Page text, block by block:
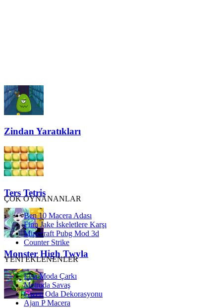
Zindan Yaratıkları
Ters Tetris
Monster High Twyla
ÇOK OYNANANLAR
Ben 10 Macera Adası
Finn Jake İskeletlere Karşı
Minecraft Pubg Mod 3d
Counter Strike
YENİ EKLENENLER
Elsa Moda Çarkı
Metroda Savaş
Gwen Oda Dekorasyonu
Ajan P Macera